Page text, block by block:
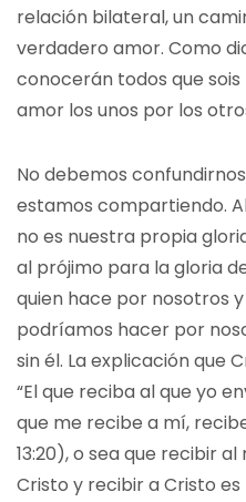
relación bilateral, un
verdadero amor. Como
conocerán todos que sois
amor los unos por los
No debemos
estamos compartiendo.
no es nuestra propia
al prójimo para la gloria
quien hace por nosotros
podríamos hacer por
sin él. La explicación que
“El que reciba al que yo
que me recibe a mí,
13:20), o sea que recibir
Cristo y recibir a Cristo